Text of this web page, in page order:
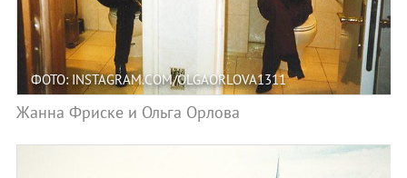
ФОТО: INSTAGRAM.COM/OLGAORLOVA1311
Жанна Фриске и Ольга Орлова